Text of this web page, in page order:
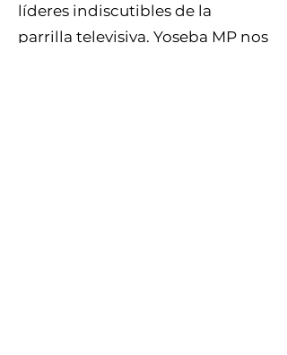
líderes indiscutibles de la
parrilla televisiva. Yoseba MP nos